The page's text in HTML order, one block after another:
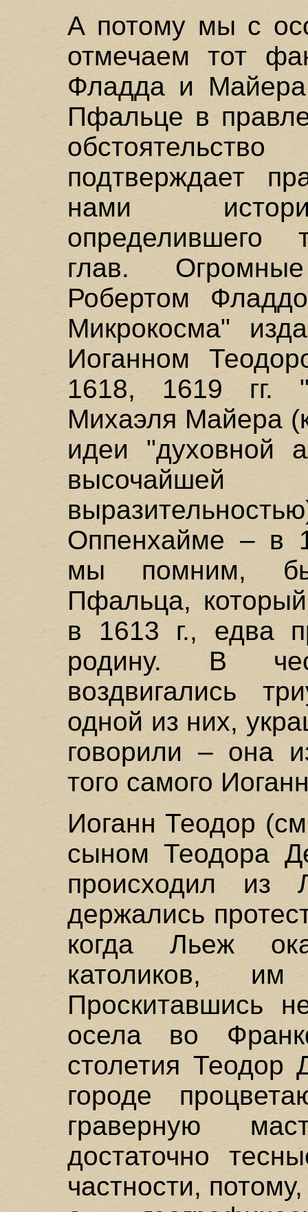
А потому мы с
отмечаем тот
Фладда и
Пфальце в
подтверждает
нами
определившего
глав.
Робертом
Микрокосма"
Иоганном
1618, 1619 гг.
Михаэля Майера
идеи "духовной
высочайшей
Оппенхайме – в
мы помним,
Пфальца,
в 1613 г., едва
родину. В
воздвигались
одной из них,
говорили – она
того самого
Иоганн Теодор
сыном Теодора
происходил из
держались
когда Льеж
католиков,
Проскитавшись
осела во
столетия
городе
граверную
достаточно
частности,